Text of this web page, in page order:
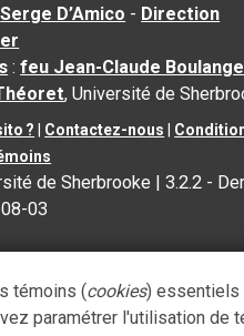
Serge D’Amico - Direction
:feu Jean-Claude
, Université de
? Contactez-nous
de Sherbrooke |3.2.2 -
03
témoins (cookies) essentiels
paramétrer l'utilisation de